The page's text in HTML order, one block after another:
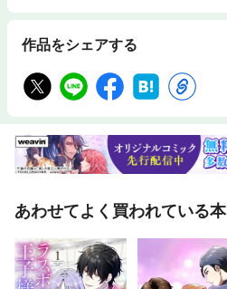
作品をシェアする
あわせてよく買われている本